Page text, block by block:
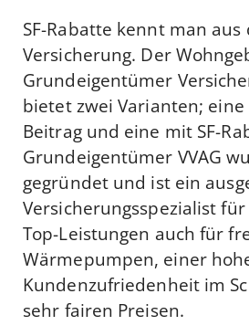
SF-Rabatte kennt man aus
Versicherung. Der
Grundeigentümer
bietet zwei Varianten;
Beitrag und eine mit SF-
Grundeigentümer VVAG
gegründet und ist ein
Versicherungsspezialist
Top-Leistungen auch für
Wärmepumpen, einer
Kundenzufriedenheit im
sehr fairen Preisen.